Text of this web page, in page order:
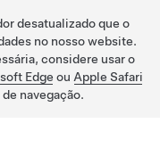
desatualizado que o
no nosso website.
considere usar o
Edge ou Apple Safari
navegação.